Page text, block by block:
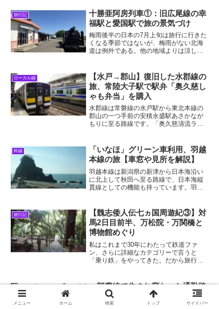
が日豊本線の魅力です。また、特急の列
車名や車両の種類が豊かな...
旅行記
十勝亜阿房列車①：旧広尾線の幸
福駅と愛国駅で旅の景気づけ
梅雨後半の日本の7月上旬は旅行に行きた
くなる季節ではないが、梅雨がない北海
道は例外である。他の地域よりは涼しい
月の第2週、私（185系）と元同僚で某寺
院副住職の地...
ローカル線
【水戸→郡山】復旧した水郡線の
旅、常陸大子駅で駅弁「奥久慈し
ゃも弁当」を購入
水郡線は常磐線の水戸駅から東北本線の
郡山の一つ手前の安積永盛駅あさかなが
もりに至る路線です。「奥久慈清流ライ
ます。2019年の台風の影響で部分運休し
ていましたが、202...
幹線
「いなほ」グリーン車利用、羽越
本線の旅【車窓や見所を解説】
羽越本線は新潟県の新津から日本海沿い
に北上して秋田へ至る路線で、日本海縦
貫線としての機能も持っています。羽越
数あります。新潟駅から白新線経由で秋
田駅まで列車に乗って、そ...
旅行記
【魏志倭人伝七ヵ国周遊紀③】対
馬2日目前半、万松院・万関橋と
博物館めぐり
私はこれまで30年にわたって鉄道ファ
ン、さらに詳細なカテゴリーで言うと
「乗り鉄」をやってきた。だから旅行に
物に接するというのが形式であった。し
かし最近は史跡にも興味を持...
一部廃線で生まれ変わった通勤路
線、筑肥線快速列車の乗車記【博
多から唐津経由で伊万里へ】
メニュー ホーム 検索 トップ サイドバー